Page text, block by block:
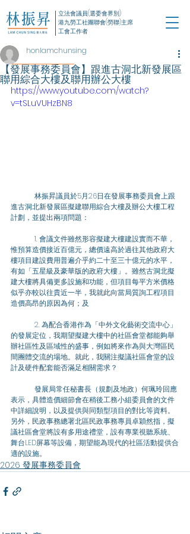
立法會議員(選委會界別)
港九勞工社團聯會(勞聯)主席
工會工作者
【發展事務委員會】跟進古洞北新發展區
聯用綜合大樓及聯用辦公大樓
honlamchunsing
https://www.youtube.com/watch?
v=tSLuVUHzBN8
進古洞北新發展區擬建聯用綜合大樓及辦公大樓工程
計劃，並提出兩項問題：
惟預算造價接近百億元，總價遠高於過往其他政府大
樓項目建設費用普遍介乎約二十至三十億元的水平，
有如「五星級及豪華版的政府大樓」。雖然古洞北擬
建大樓將具備更多設施和功能，但項目每平方米價格
似乎亦較以往貴近一半，我就此向當局質詢工程項目
造價高昂的原因為何；及
的發展定位，我期望擬建大樓中的社區會堂都能夠舉
辦社區性及區域性的盛事，例如將來作為與大灣區民
間團體交流的場地。就此，我關注擬議社區會堂的設
計及硬件配套能否滿足相關需求？
表示，具體造價細節會在稍後工務小組委員會的文件
中詳細說明，以及提供與同類型項目的對比等資料。
另外，民政事務總署北區民政事務專員卓穎然指，擬
議社區會堂將設有多用途禮堂，設有專業視聽系統、
舞台LED屏幕等設備，期望能為現代的社區活動提供合
適的設施。
2026 發展事務委員會